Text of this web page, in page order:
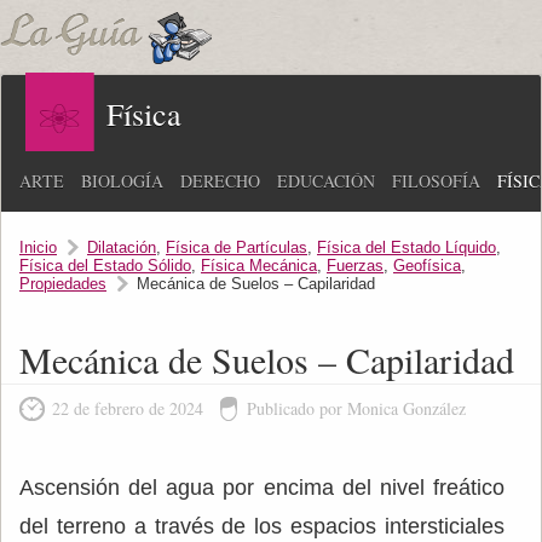
Física
ARTE BIOLOGÍA DERECHO EDUCACIÓN FILOSOFÍA
Inicio Dilatación, Física de Partículas, Física del Estado Líquido,
Física del Estado Sólido, Física Mecánica, Fuerzas, Geofísica,
Propiedades
Mecánica de Suelos – Capilaridad
Mecánica de Suelos – Capilaridad
22 de febrero de 2024 Publicado por Monica González
Ascensión del agua por encima del nivel freático
del terreno a través de los espacios intersticiales